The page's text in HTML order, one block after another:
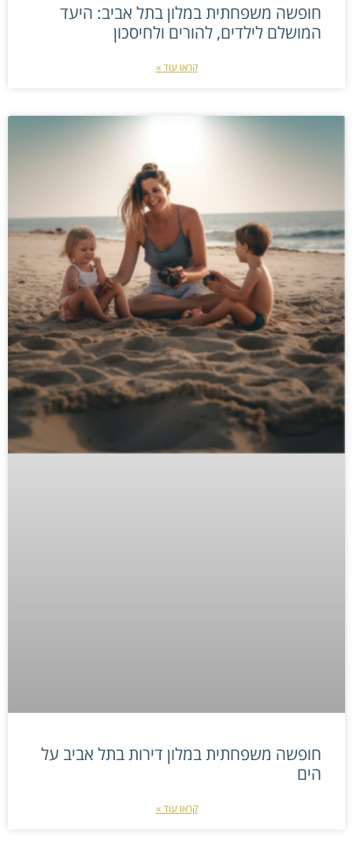
חופשה משפחתית במלון בתל אביב: היעד
המושלם לילדים, להורים ולחיסכון
קראו עוד »
חופשה משפחתית במלון דירות בתל אביב על
הים
קראו עוד »